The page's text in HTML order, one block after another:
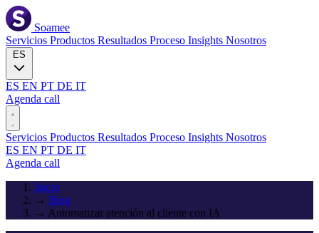
Soamee
Servicios Productos Resultados Proceso Insights Nosotros
ES EN PT DE IT
Agenda call
Servicios Productos Resultados Proceso Insights Nosotros
ES EN PT DE IT
Agenda call
Inicio
→ Blog
→ Automatizar atención al cliente con IA